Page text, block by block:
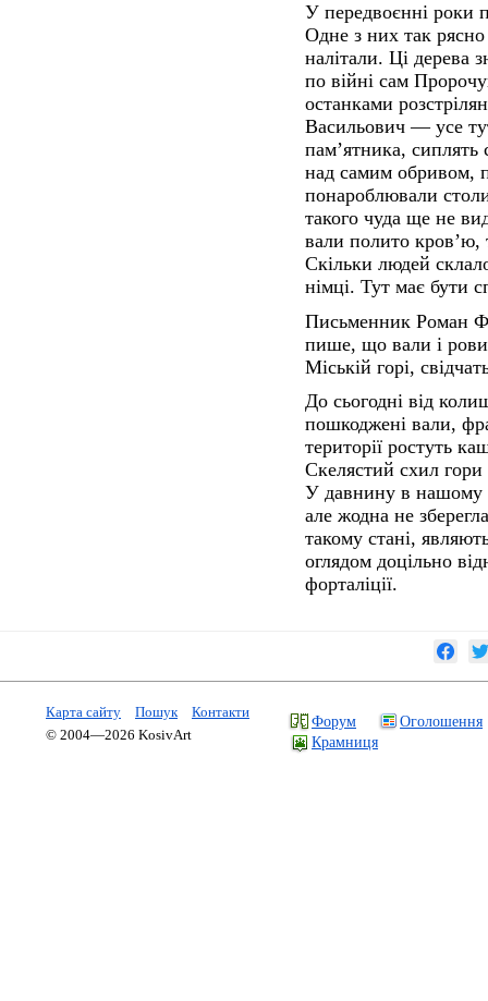
У передвоєнні роки
Одне з них так
налітали. Ці дерева
по війні сам
останками
Васильович — усе
пам’ятника, сиплять
над самим обривом,
понароблювали
такого чуда ще не
вали полито кров’ю,
Скільки людей
німці. Тут має бути
Письменник Роман
пише, що вали і
Міській горі,
До сьогодні від
пошкоджені вали,
території ростуть
Скелястий схил
У давнину в нашому
але жодна не
такому стані,
оглядом доцільно
форталіції.
Карта сайту Пошук
Контакти
© 2004—2026 KosivArt
Форум
Оголошення
Крамниця